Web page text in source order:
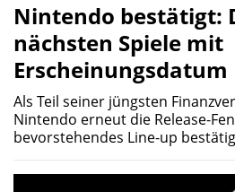
Nintendo bestätigt:
nächsten Spiele mit
Erscheinungsdatum
Als Teil seiner jüngsten
Nintendo erneut die Release-
bevorstehendes Line-up